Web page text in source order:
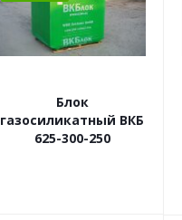
Блок
газосиликатный ВКБ
625-300-250